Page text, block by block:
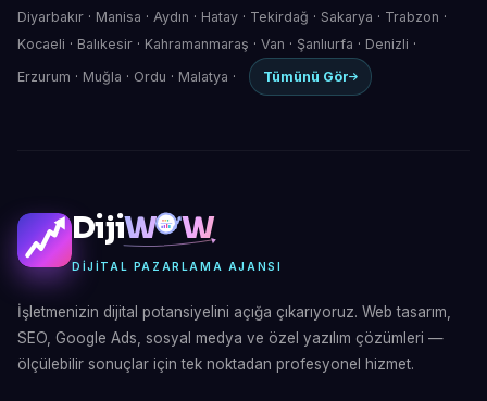
Diyarbakır · Manisa · Aydın · Hatay · Tekirdağ · Sakarya · Trabzon ·
Kocaeli · Balıkesir · Kahramanmaraş · Van · Şanlıurfa · Denizli ·
Erzurum · Muğla · Ordu · Malatya · Tümünü Gör
DijiW W
DIJITAL PAZARLAMA AJANSI
İşletmenizin dijital potansiyelini açığa çıkarıyoruz. Web tasarım,
SEO, Google Ads, sosyal medya ve özel yazılım çözümleri —
ölçülebilir sonuçlar için tek noktadan profesyonel hizmet.